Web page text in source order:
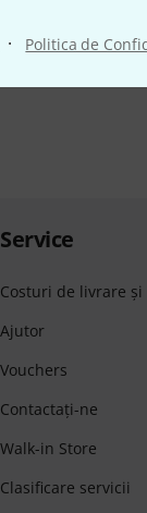
· Politica de
să primiți
buletinul
Service
Costuri de livrare
Ajutor
Vouchers
Contactaţi-ne
Walk-in Store
Clasificare servicii